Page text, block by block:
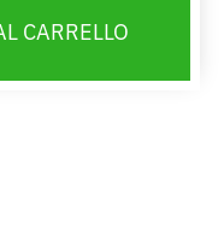
CARRELLO